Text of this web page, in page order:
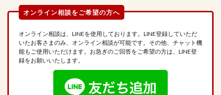
オンライン相談は、LINEを使用しております。LINE登録していただ
いたお客さまのみ、オンライン相談が可能です。その他、チャット機
能もご使用いただけます。お急ぎのご回答をご希望の方は、LINE登
録をお願いいたします。